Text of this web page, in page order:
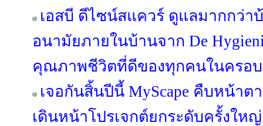
เอสบี ดีไซน์สแควร์ ดูแลมากกว่า
อนามัยภายในบ้านจาก De
คุณภาพชีวิตที่ดีของทุกคนในครอ
เจอกันสิ้นปีนี้ MyScape คืบหน้า
เดินหน้าโปรเจกต์ยกระดับครั้งให